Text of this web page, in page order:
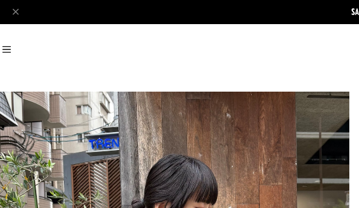
#Perks And Mini #PRANK PROJECT
Recommendおすすめキーワード
#SALE #SAN SAN GEAR #POOLDE #Andersson Bell #Perks And Mini #PRANK PROJECT
Category 商品カテゴリ
SALE / セール